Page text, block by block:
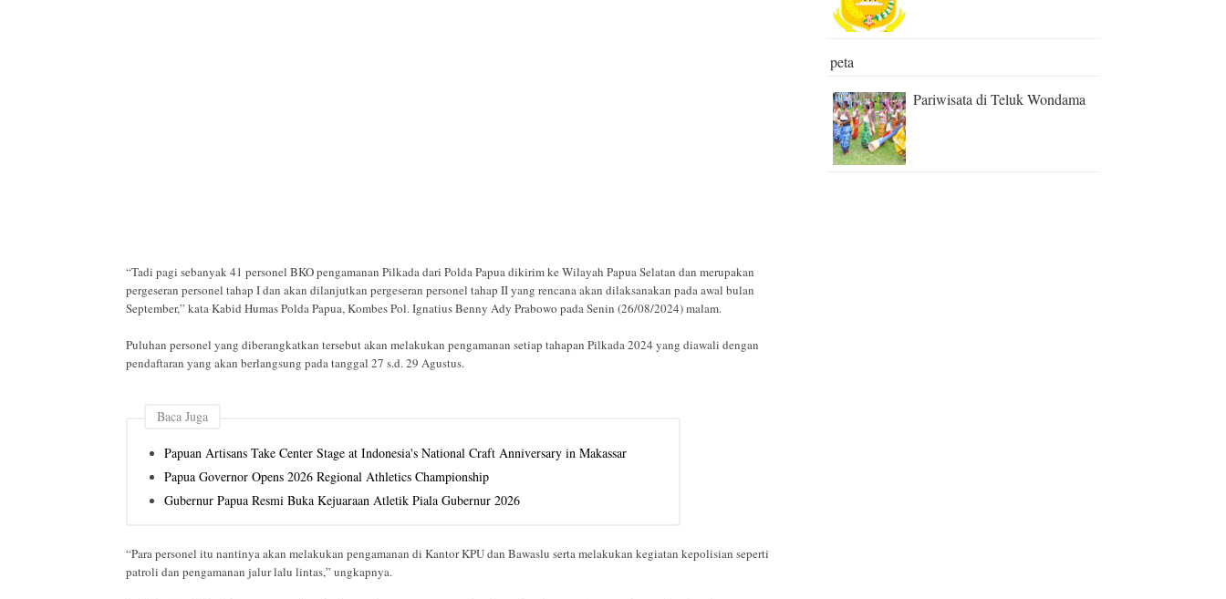
“Tadi pagi sebanyak 41 personel BKO pengamanan Pilkada dari Polda Papua dikirim ke Wilayah Papua Selatan dan merupakan
pergeseran personel tahap I dan akan dilanjutkan pergeseran personel tahap II yang rencana akan dilaksanakan pada awal bulan
September,” kata Kabid Humas Polda Papua, Kombes Pol. Ignatius Benny Ady Prabowo pada Senin (26/08/2024) malam.
Puluhan personel yang diberangkatkan tersebut akan melakukan pengamanan setiap tahapan Pilkada 2024 yang diawali dengan
pendaftaran yang akan berlangsung pada tanggal 27 s.d. 29 Agustus.
Baca Juga
Papuan Artisans Take Center Stage at Indonesia's National Craft Anniversary in Makassar
Papua Governor Opens 2026 Regional Athletics Championship
Gubernur Papua Resmi Buka Kejuaraan Atletik Piala Gubernur 2026
“Para personel itu nantinya akan melakukan pengamanan di Kantor KPU dan Bawaslu serta melakukan kegiatan kepolisian seperti
patroli dan pengamanan jalur lalu lintas,” ungkapnya.
peta
Pariwisata di Teluk Wondama